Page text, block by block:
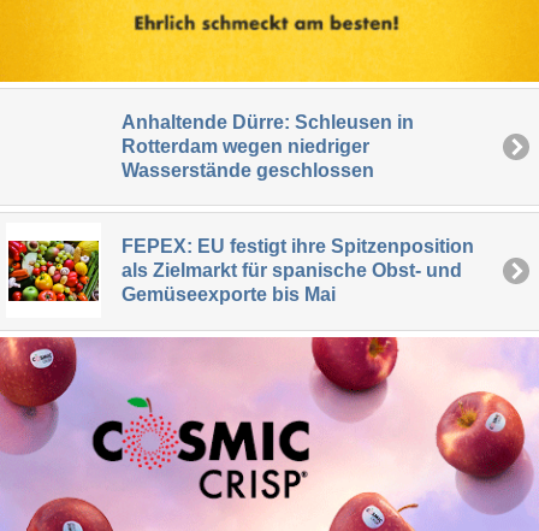
Anhaltende Dürre: Schleusen in
Rotterdam wegen niedriger
Wasserstände geschlossen
FEPEX: EU festigt ihre Spitzenposition
als Zielmarkt für spanische Obst- und
Gemüseexporte bis Mai